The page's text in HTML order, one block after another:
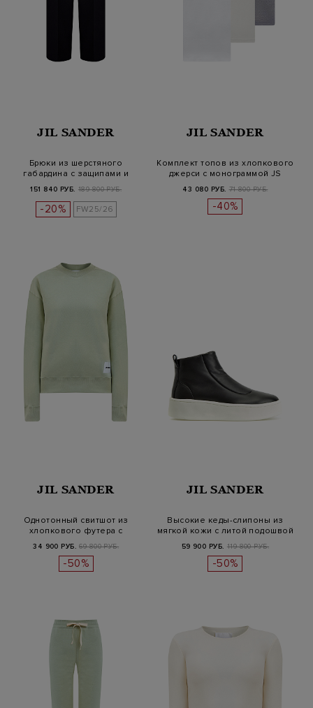
JIL SANDER
Брюки из шерстяного
габардина с защипами и
151 840 РУБ. 189 800 РУБ.
-20% FW25/26
JIL SANDER
Комплект топов из хлопкового
джерси с монограммой JS
43 080 РУБ. 71 800 РУБ.
-40%
JIL SANDER
Однотонный свитшот из
хлопкового футера с
нашивкой Jil…
34 900 РУБ. 69 800 РУБ.
-50%
JIL SANDER
Высокие кеды-слипоны из
мягкой кожи с литой подошвой
59 900 РУБ. 119 800 РУБ.
-50%